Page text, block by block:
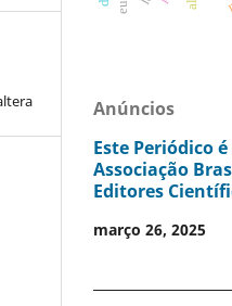
Anúncios
Este Periódico
Associação
Editores
março 26, 2025